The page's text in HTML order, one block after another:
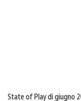
State of Play di giugno